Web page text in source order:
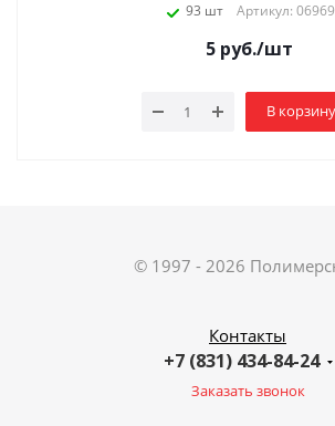
93 шт Артикул: 06969
5руб./шт
В корзину
© 1997 - 2026
Контакты
+7 (831) 434-84-24
Заказать звонок